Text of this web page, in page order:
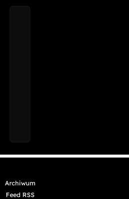
Archiwum
Feed RSS